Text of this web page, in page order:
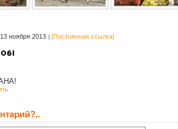
ноября 2013 [Постоянная ссылка]